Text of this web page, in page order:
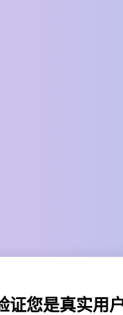
证您是真实用